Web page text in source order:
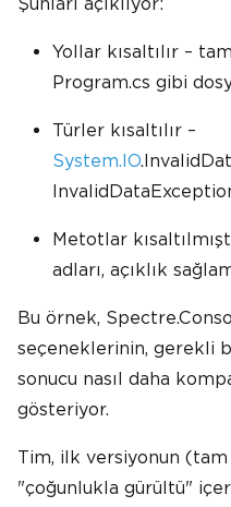
Yollar kısaltılır –
Program.cs gibi
Türler kısaltılır –
System.IO
Metotlar
adları, açıklık
Bu örnek,
seçeneklerinin, gerekli
sonucu nasıl daha
gösteriyor.
Tim, ilk versiyonun (tam
"çoğunlukla gürültü"